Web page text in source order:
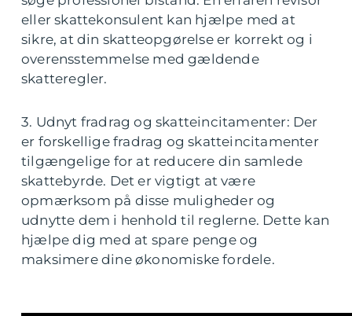
eller skattekonsulent kan hjælpe med at
sikre, at din skatteopgørelse er korrekt og i
overensstemmelse med gældende
skatteregler.
3. Udnyt fradrag og skatteincitamenter: Der
er forskellige fradrag og skatteincitamenter
tilgængelige for at reducere din samlede
skattebyrde. Det er vigtigt at være
opmærksom på disse muligheder og
udnytte dem i henhold til reglerne. Dette kan
hjælpe dig med at spare penge og
maksimere dine økonomiske fordele.